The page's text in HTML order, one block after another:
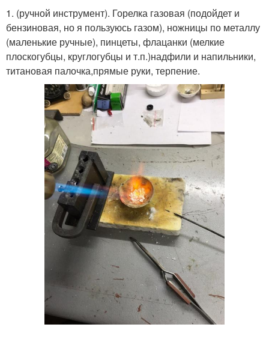
1. (ручной инструмент). Горелка газовая (подойдет и
бензиновая, но я пользуюсь газом), ножницы по металлу
(маленькие ручные), пинцеты, флацанки (мелкие
плоскогубцы, круглогубцы и т.п.)надфили и напильники,
титановая палочка,прямые руки, терпение.